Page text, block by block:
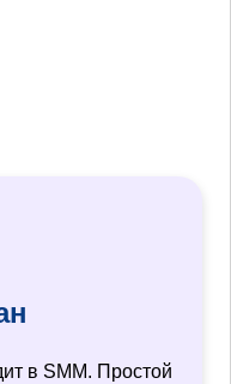
в SMM. Простой